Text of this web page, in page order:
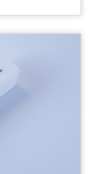
壓脈波,保持電
；
Circuit